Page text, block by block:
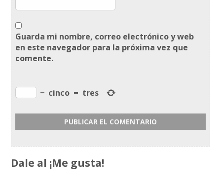
Guarda mi nombre, correo electrónico y web
en este navegador para la próxima vez que
comente.
− cinco = tres
Dale al ¡Me gusta!